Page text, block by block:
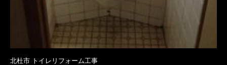
北杜市 トイレリフォーム工事